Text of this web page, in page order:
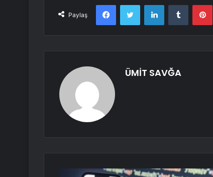
Paylaş
FacebookTwitter LinkedInTumblr
ÜMİT SAVĞA